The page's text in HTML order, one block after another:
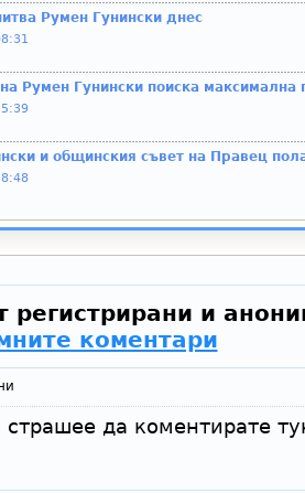
Румен Гунински днес
Румен Гунински поиска максимална
и общинския съвет на Правец
регистрирани и
коментари
да коментирате